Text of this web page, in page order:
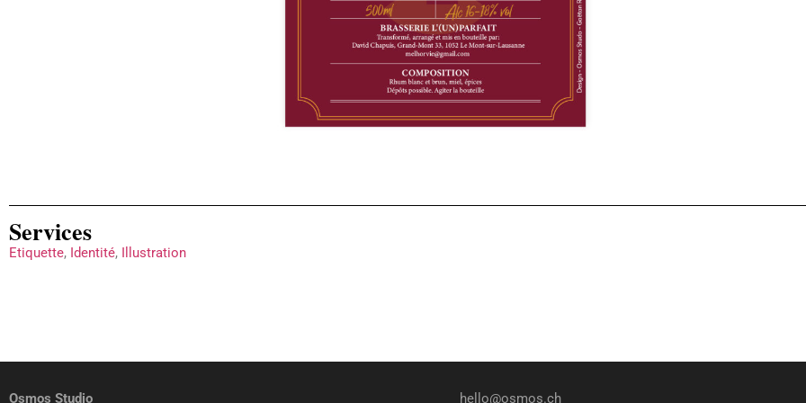
Services
Etiquette, Identité, Illustration
Osmos Studio hello@osmos.ch